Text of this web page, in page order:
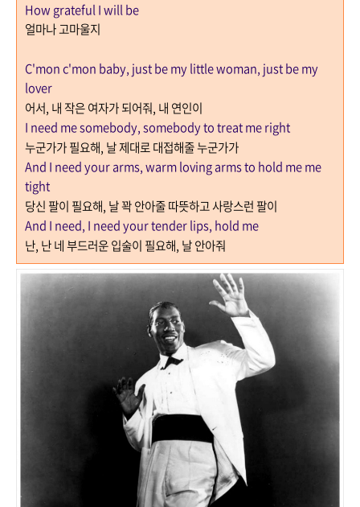
How grateful I will be
얼마나 고마울지
C'mon c'mon baby, just be my little woman, just be my
lover
어서, 내 작은 여자가 되어줘, 내 연인이
I need me somebody, somebody to treat me right
누군가가 필요해, 날 제대로 대접해줄 누군가가
And I need your arms, warm loving arms to hold me me
tight
당신 팔이 필요해, 날 꽉 안아줄 따뜻하고 사랑스런 팔이
And I need, I need your tender lips, hold me
난, 난 네 부드러운 입술이 필요해, 날 안아줘